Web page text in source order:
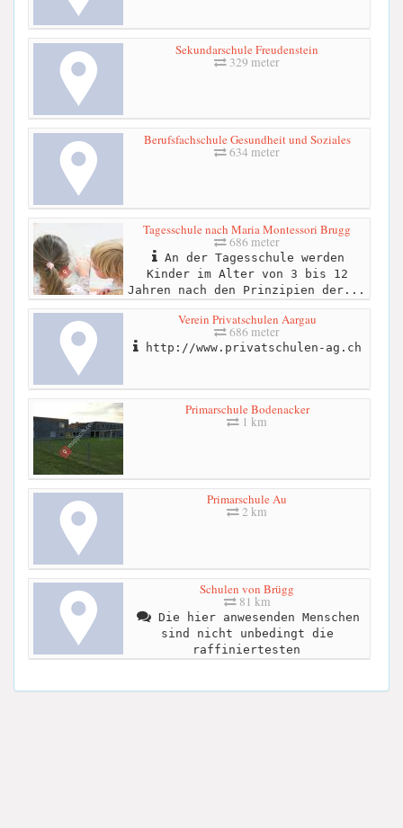
Sekundarschule Freudenstein
329 meter
Berufsfachschule Gesundheit und Soziales
634 meter
Tagesschule nach Maria Montessori Brugg
686 meter
An der Tagesschule werden
Kinder im Alter von 3 bis 12
Jahren nach den Prinzipien der...
Verein Privatschulen Aargau
686 meter
http://www.privatschulen-ag.ch
Primarschule Bodenacker
1 km
Primarschule Au
2 km
Schulen von Brügg
81 km
Die hier anwesenden Menschen
sind nicht unbedingt die
raffiniertesten